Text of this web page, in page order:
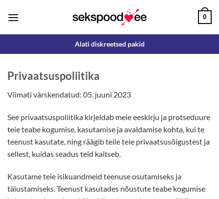
0
Alati diskreetsed pakid
Privaatsuspoliitika
Viimati värskendatud: 05. juuni 2023
See privaatsuspoliitika kirjeldab meie eeskirju ja protseduure
teie teabe kogumise, kasutamise ja avaldamise kohta, kui te
teenust kasutate, ning räägib teile teie privaatsusõigustest ja
sellest, kuidas seadus teid kaitseb.
Kasutame teie isikuandmeid teenuse osutamiseks ja
täiustamiseks. Teenust kasutades nõustute teabe kogumise